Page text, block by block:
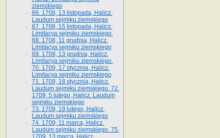
ziemskiego
66. 1708, 13 listopada, Halicz.
Laudum sejmiku ziemskiego
67. 1708, 15 listopada, Halicz.
Limitacya sejmiku ziemskiego.
68. 1708, 11 grudnia, Halicz.
Limitacya sejmiku ziemskiego
69. 1708, 13 grudnia, Halicz.
Limitacya sejmiku ziemskiego.
70. 1709, 17 stycznia, Halicz.
Limitacya sejmiku ziemskiego
71. 1709, 18 stycznia, Halicz.
Laudum sejmiku ziemskiego. 72.
1709, 5 lutego, Halicz. Laudum
sejmiku ziemskiego
73. 1709, 19 lutego, Halicz.
Laudum sejmiku ziemskiego
74. 1709, 11 marca, Halicz.
Laudum sejmiku ziemskiego. 75.
1709, 13 marca, Halicz.